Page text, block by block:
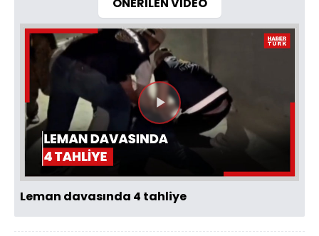
ÖNERİLEN VİDEO
Videoyu
Oynat
Leman davasında 4 tahliye